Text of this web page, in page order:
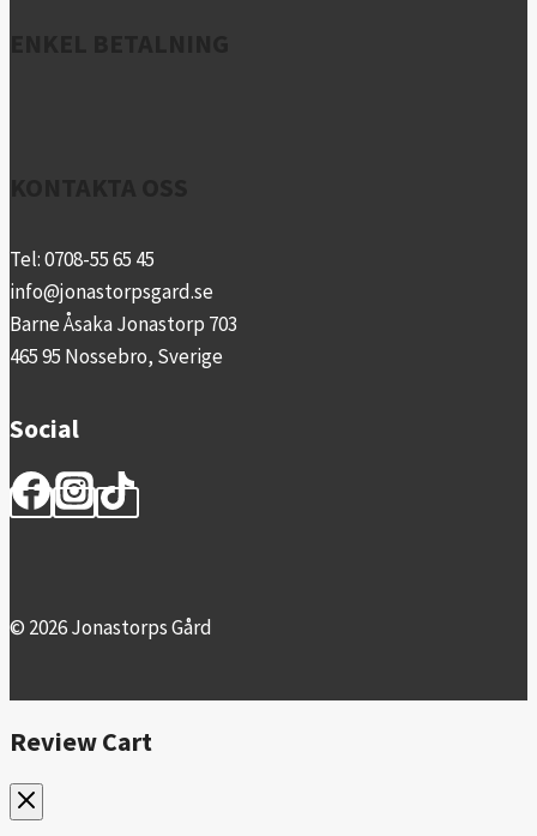
Tel: 0708-55 65 45
info@jonastorpsgard.se
Barne Åsaka Jonastorp 703
465 95 Nossebro, Sverige
Social
© 2026 Jonastorps Gård
Review Cart